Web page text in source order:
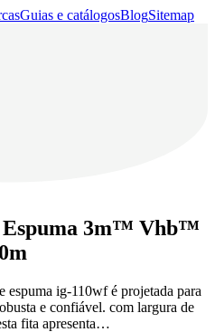
Guias e catálogosBlogSitemap
Espuma 3m™ Vhb™
ig-110wf é projetada para
e confiável. com largura de
fita apresenta…